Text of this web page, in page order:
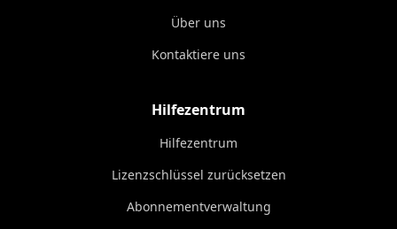
Über uns
Kontaktiere uns
Hilfezentrum
Hilfezentrum
Lizenzschlüssel zurücksetzen
Abonnementverwaltung